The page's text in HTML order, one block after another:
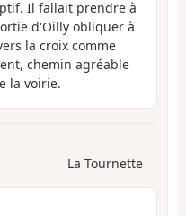
Il fallait prendre à
d'Oilly obliquer à
la croix comme
chemin agréable
la voirie.
La Tournette